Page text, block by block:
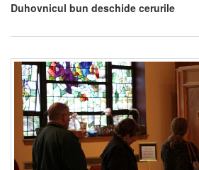
Duhovnicul bun deschide cerurile